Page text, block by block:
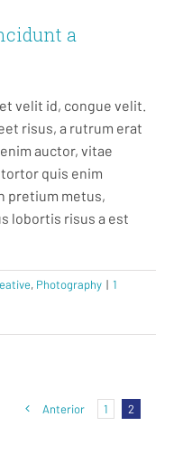
a
velit id, congue velit.
risus, a rutrum erat
auctor, vitae
quis enim
pretium metus,
lobortis risus a est
, Photography | 1
Anterior 1 2